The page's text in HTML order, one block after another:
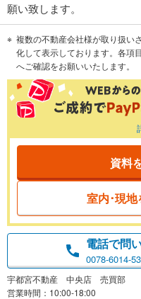
願い致します。
複数の不動産会社様が取り扱い
化して表示しております。各項
へご確認をお願いいたします。
資料
室内･現
電話で問
0078-6014-
宇都宮不動産 中央店 売買部
営業時間：10:00-18:00